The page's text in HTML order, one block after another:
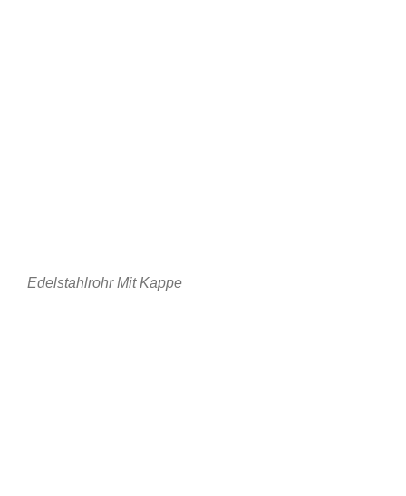
Edelstahlrohr Mit Kappe